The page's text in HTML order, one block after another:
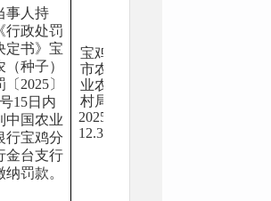
事人持
《行政处罚
定书》宝
（种子）
〔 2025〕
号15日内
中国农业
行宝鸡分
金台支行
纳罚款。
宝鸡
市农
业农
村局
2025.
12.30